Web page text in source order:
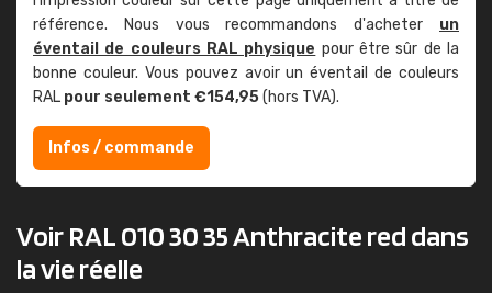
référence. Nous vous recommandons d'acheter un
éventail de couleurs RAL physique pour être sûr de la
bonne couleur. Vous pouvez avoir un éventail de couleurs
RAL pour seulement €154,95(hors TVA).
Infos / commande
Voir RAL 010 30 35 Anthracite red dans
la vie réelle